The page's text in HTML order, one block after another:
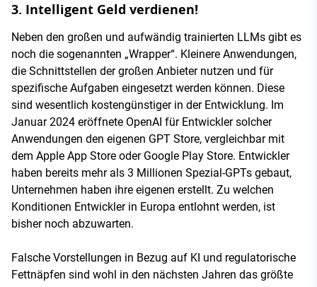
3. Intelligent Geld verdienen!
Neben den großen und aufwändig trainierten LLMs gibt es
noch die sogenannten „Wrapper“. Kleinere Anwendungen,
die Schnittstellen der großen Anbieter nutzen und für
spezifische Aufgaben eingesetzt werden können. Diese
sind wesentlich kostengünstiger in der Entwicklung. Im
Januar 2024 eröffnete OpenAI für Entwickler solcher
Anwendungen den eigenen GPT Store, vergleichbar mit
dem Apple App Store oder Google Play Store. Entwickler
haben bereits mehr als 3 Millionen Spezial-GPTs gebaut,
Unternehmen haben ihre eigenen erstellt. Zu welchen
Konditionen Entwickler in Europa entlohnt werden, ist
bisher noch abzuwarten.
Falsche Vorstellungen in Bezug auf KI und regulatorische
Fettnäpfen sind wohl in den nächsten Jahren das größte